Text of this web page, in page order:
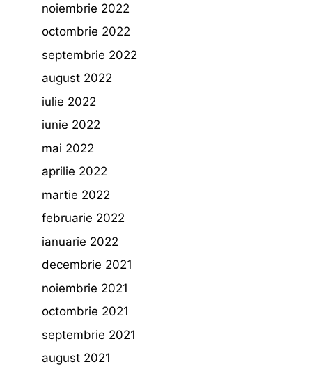
noiembrie 2022
octombrie 2022
septembrie 2022
august 2022
iulie 2022
iunie 2022
mai 2022
aprilie 2022
martie 2022
februarie 2022
ianuarie 2022
decembrie 2021
noiembrie 2021
octombrie 2021
septembrie 2021
august 2021